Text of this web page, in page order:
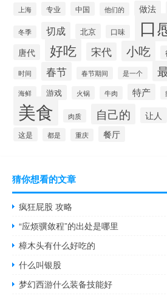
上海 专业 中国 他们的 做法
冬季 切成 北京 口味 口
唐代
好吃 宋代 小吃
时间 春节 春节期间 是一个
海鲜 游戏 火锅 牛肉 特产
美食 肉质 自己的 让人
这是 都是 重庆 餐厅
猜你想看的文章
疯狂屁股 攻略
“应烦骥敛程”的出处是哪里
樟木头有什么好吃的
什么叫银股
梦幻西游什么装备技能好